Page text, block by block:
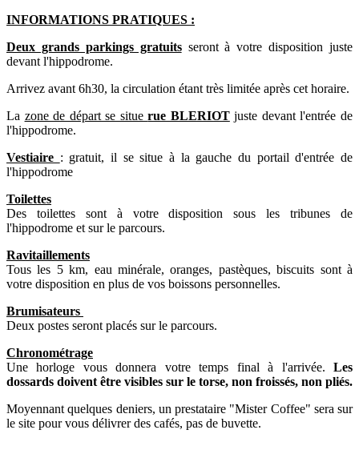
INFORMATIONS PRATIQUES :
Deux grands parkings gratuitsseront à votre disposition juste
devant l'hippodrome.
Arrivez avant 6h30, la circulation étant très limitée après cet horaire.
La zone de départ se situerue BLERIOTjuste devant l'entrée de
l'hippodrome.
Vestiaire : gratuit, il se situe à la gauche du portail d'entrée de
l'hippodrome
Toilettes
Des toilettes sont à votre disposition sous les tribunes de
l'hippodrome et sur le parcours.
Ravitaillements
Tous les 5 km, eau minérale, oranges, pastèques, biscuits sont à
votre disposition en plus de vos boissons personnelles.
Brumisateurs
Deux postes seront placés sur le parcours.
Chronométrage
Une horloge vous donnera votre temps final à l'arrivée. Les
dossards doivent être visibles sur le torse, non froissés, non pliés.
Moyennant quelques deniers, un prestataire "Mister Coffee" sera sur
le site pour vous délivrer des cafés, pas de buvette.